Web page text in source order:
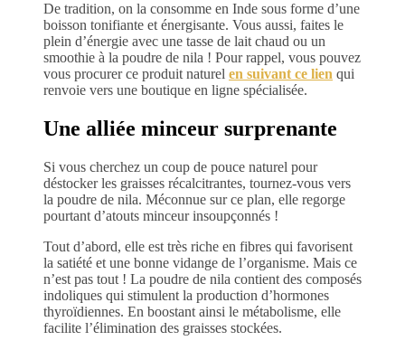
De tradition, on la consomme en Inde sous forme d’une
boisson tonifiante et énergisante. Vous aussi, faites le
plein d’énergie avec une tasse de lait chaud ou un
smoothie à la poudre de nila ! Pour rappel, vous pouvez
vous procurer ce produit naturel en suivant ce lien qui
renvoie vers une boutique en ligne spécialisée.
Une alliée minceur surprenante
Si vous cherchez un coup de pouce naturel pour
déstocker les graisses récalcitrantes, tournez-vous vers
la poudre de nila. Méconnue sur ce plan, elle regorge
pourtant d’atouts minceur insoupçonnés !
Tout d’abord, elle est très riche en fibres qui favorisent
la satiété et une bonne vidange de l’organisme. Mais ce
n’est pas tout ! La poudre de nila contient des composés
indoliques qui stimulent la production d’hormones
thyroïdiennes. En boostant ainsi le métabolisme, elle
facilite l’élimination des graisses stockées.